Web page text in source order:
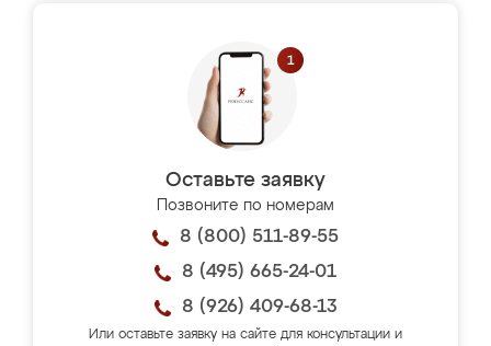
Оставьте заявку
Позвоните по номерам
8 (800) 511-89-55
8 (495) 665-24-01
8 (926) 409-68-13
Или оставьте заявку на сайте для консультации и